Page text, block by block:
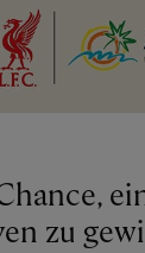
zu